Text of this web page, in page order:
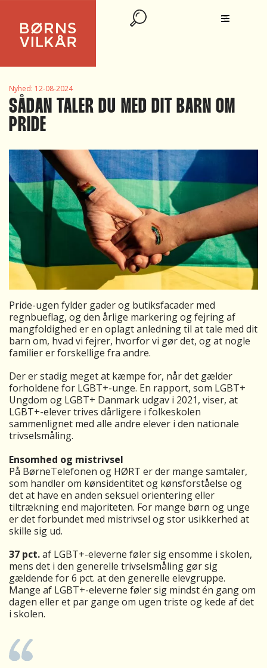
Nyhed: 12-08-2024
SÅDAN TALER DU MED DIT BARN OM
PRIDE
Pride-ugen fylder gader og butiksfacader med
regnbueflag, og den årlige markering og fejring af
mangfoldighed er en oplagt anledning til at tale med dit
barn om, hvad vi fejrer, hvorfor vi gør det, og at nogle
familier er forskellige fra andre.
Der er stadig meget at kæmpe for, når det gælder
forholdene for LGBT+-unge. En rapport, som LGBT+
Ungdom og LGBT+ Danmark udgav i 2021, viser, at
LGBT+-elever trives dårligere i folkeskolen
sammenlignet med alle andre elever i den nationale
trivselsmåling.
Ensomhed og mistrivsel
På BørneTelefonen og HØRT er der mange samtaler,
som handler om kønsidentitet og kønsforståelse og
det at have en anden seksuel orientering eller
tiltrækning end majoriteten. For mange børn og unge
er det forbundet med mistrivsel og stor usikkerhed at
skille sig ud.
37 pct.af LGBT+-eleverne føler sig ensomme i skolen,
mens det i den generelle trivselsmåling gør sig
gældende for 6 pct. at den generelle elevgruppe.
Mange af LGBT+-eleverne føler sig mindst én gang om
dagen eller et par gange om ugen triste og kede af det
i skolen.